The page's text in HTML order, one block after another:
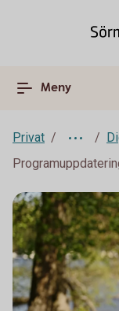
Meny
Privat